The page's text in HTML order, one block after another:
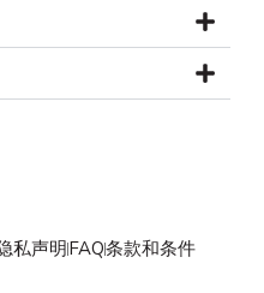
私声明FAQ条款和条件